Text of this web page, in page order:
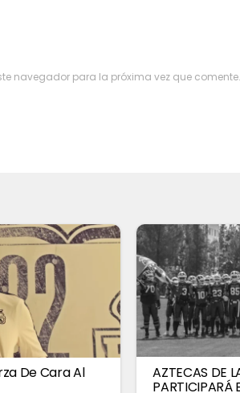
navegador para la próxima vez que comente.
De Cara Al AZTECAS DE
PARTICIPARÁ